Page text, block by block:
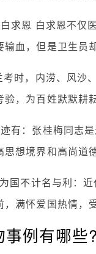
求恩 白求恩不仅
血，但是卫生员
时，内涝、风沙
，为百姓默默耕
有：张桂梅同志
想境界和高尚道
国不计名与利：
满怀爱国热情，
例有哪些?